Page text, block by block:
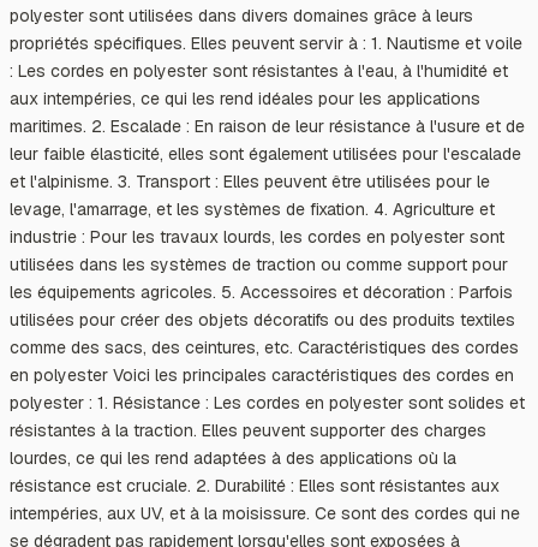
polyester sont utilisées dans divers domaines grâce à leurs
propriétés spécifiques. Elles peuvent servir à : 1. Nautisme et voile
: Les cordes en polyester sont résistantes à l'eau, à l'humidité et
aux intempéries, ce qui les rend idéales pour les applications
maritimes. 2. Escalade : En raison de leur résistance à l'usure et de
leur faible élasticité, elles sont également utilisées pour l'escalade
et l'alpinisme. 3. Transport : Elles peuvent être utilisées pour le
levage, l'amarrage, et les systèmes de fixation. 4. Agriculture et
industrie : Pour les travaux lourds, les cordes en polyester sont
utilisées dans les systèmes de traction ou comme support pour
les équipements agricoles. 5. Accessoires et décoration : Parfois
utilisées pour créer des objets décoratifs ou des produits textiles
comme des sacs, des ceintures, etc. Caractéristiques des cordes
en polyester Voici les principales caractéristiques des cordes en
polyester : 1. Résistance : Les cordes en polyester sont solides et
résistantes à la traction. Elles peuvent supporter des charges
lourdes, ce qui les rend adaptées à des applications où la
résistance est cruciale. 2. Durabilité : Elles sont résistantes aux
intempéries, aux UV, et à la moisissure. Ce sont des cordes qui ne
se dégradent pas rapidement lorsqu'elles sont exposées à